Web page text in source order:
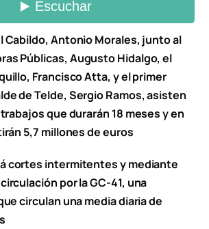
Cabildo, Antonio Morales, junto al
Públicas, Augusto Hidalgo, el
Francisco Atta, y el primer
de Telde, Sergio Ramos, asisten
que durarán 18 meses y en
5,7 millones de euros
cortes intermitentes y mediante
por la GC-41, una
circulan una media diaria de